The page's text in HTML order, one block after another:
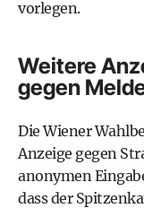
vorlegen.
Weitere
gegen
Die Wiener
Anzeige gegen
anonymen
dass der